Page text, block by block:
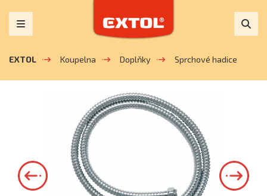
EXTOL Koupelna Doplňky Sprchové hadice